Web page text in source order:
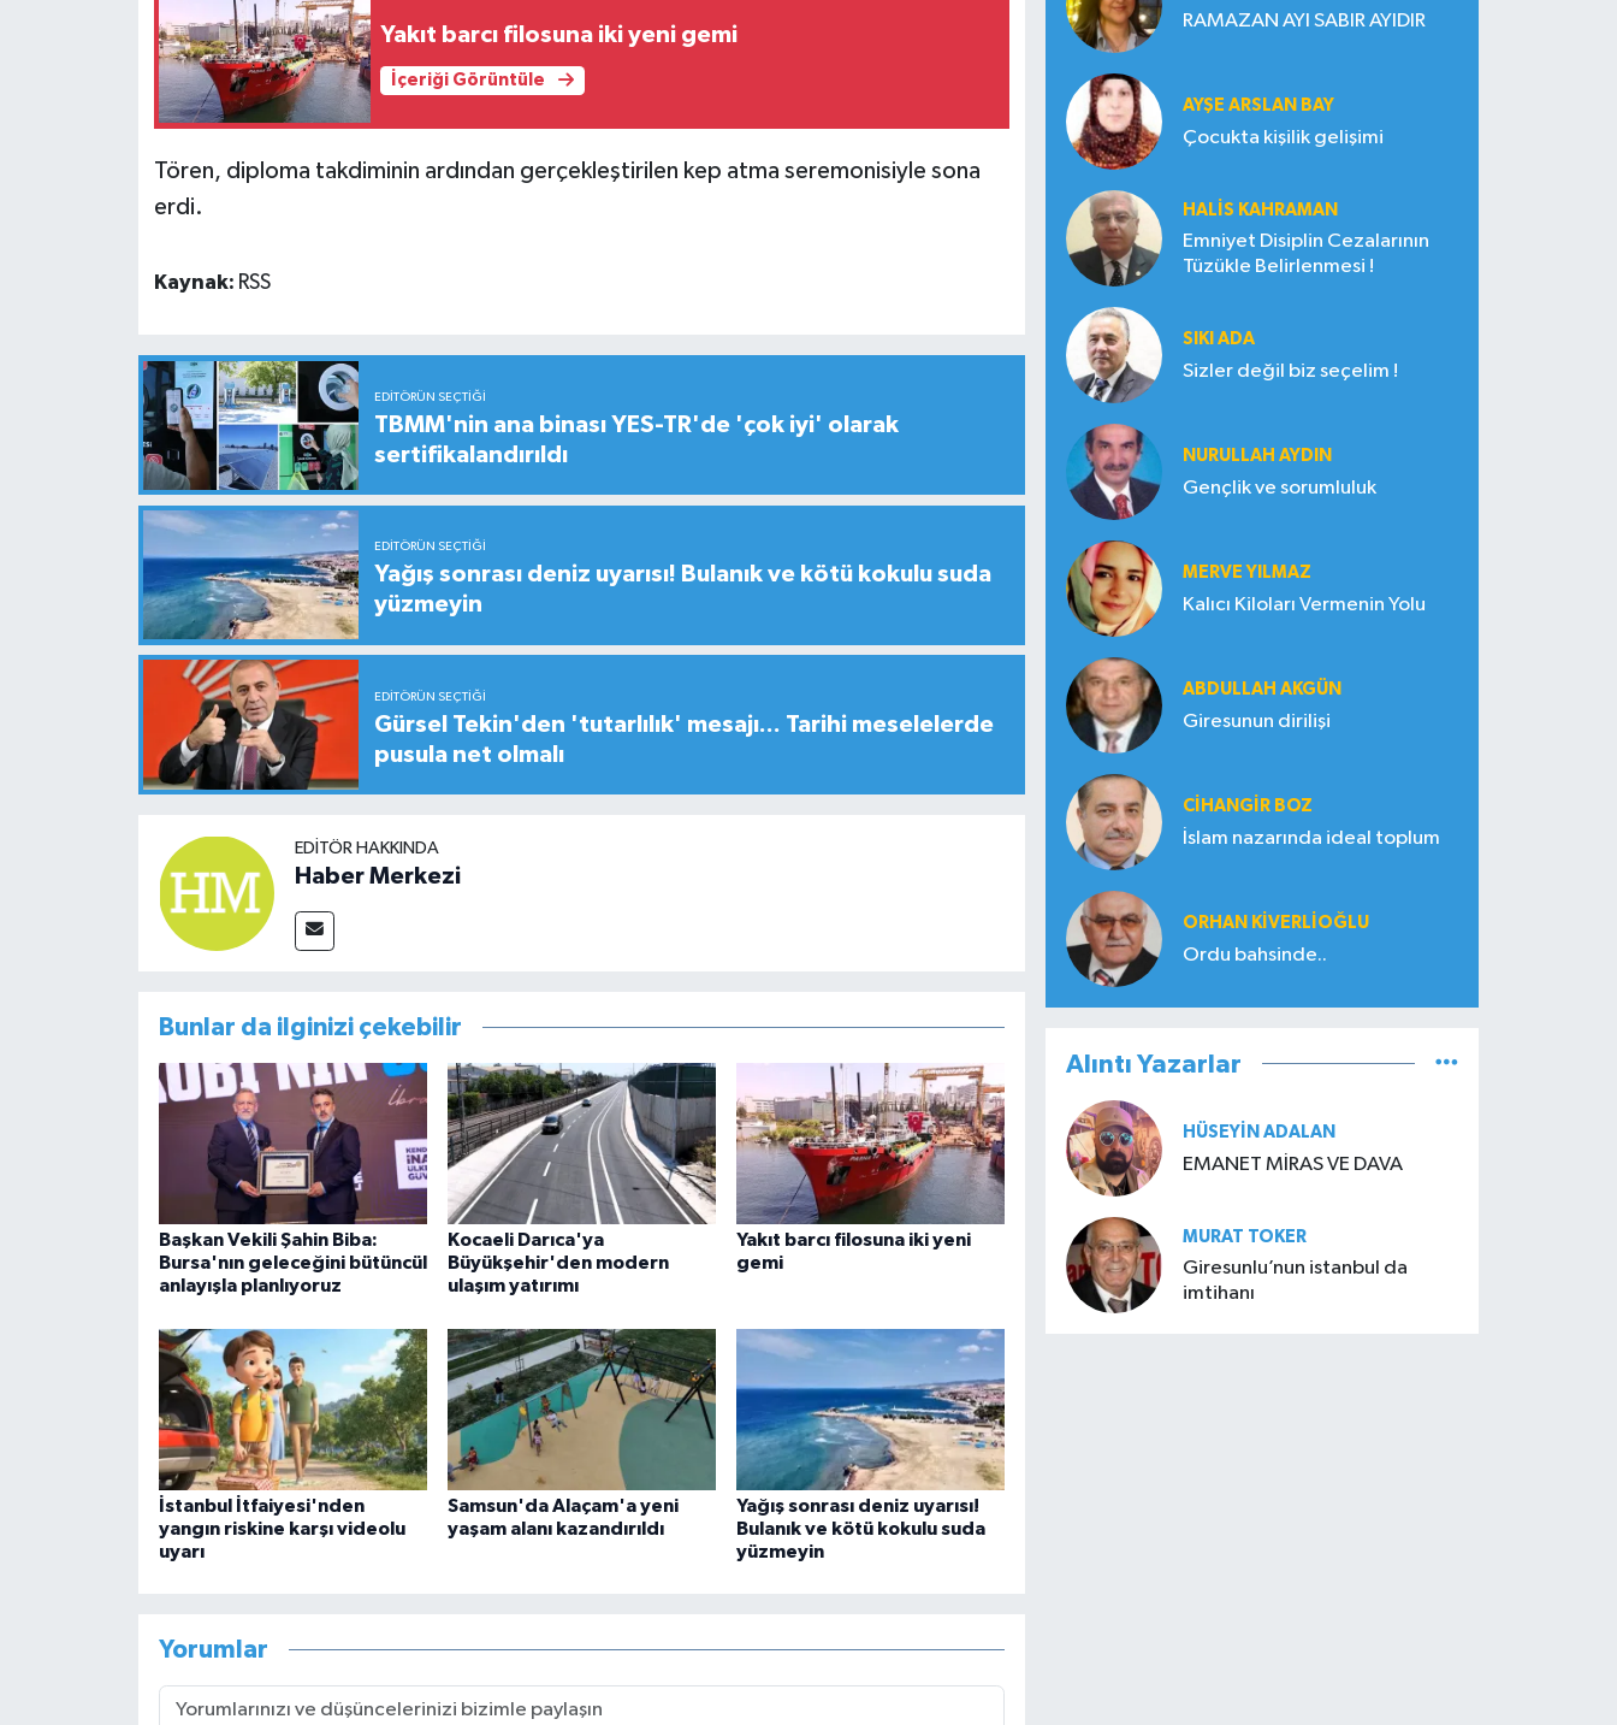
Yakıt barcı filosuna iki yeni gemi
İçeriği Görüntüle
Tören, diploma takdiminin ardından gerçekleştirilen kep atma seremonisiyle sona
erdi.
Kaynak: RSS
EDITÖRÜN SEÇTIĞI
TBMM'nin ana binası YES-TR'de 'çok iyi' olarak
sertifikalandırıldı
EDITÖRÜN SEÇTIĞI
Yağış sonrası deniz uyarısı! Bulanık ve kötü kokulu suda
yüzmeyin
EDITÖRÜN SEÇTIĞI
Gürsel Tekin'den 'tutarlılık' mesajı... Tarihi meselelerde
pusula net olmalı
EDITÖR HAKKINDA
Haber Merkezi
Bunlar da ilginizi çekebilir
Başkan Vekili Şahin Biba:
Bursa'nın geleceğini bütüncül
anlayışla planlıyoruz
Kocaeli Darıca'ya
Büyükşehir'den modern
ulaşım yatırımı
Yakıt barcı filosuna iki yeni
gemi
İstanbul İtfaiyesi'nden
yangın riskine karşı videolu
uyarı
Samsun'da Alaçam'a yeni
yaşam alanı kazandırıldı
Yağış sonrası deniz uyarısı!
Bulanık ve kötü kokulu suda
yüzmeyin
Yorumlar
RAMAZAN AYI SABIR AYIDIR
AYŞE ARSLAN BAY
Çocukta kişilik gelişimi
HALIS KAHRAMAN
Emniyet Disiplin Cezalarının
Tüzükle Belirlenmesi !
SIKI ADA
Sizler değil biz seçelim !
NURULLAH AYDIN
Gençlik ve sorumluluk
MERVE YILMAZ
Kalıcı Kiloları Vermenin Yolu
ABDULLAH AKGÜN
Giresunun dirilişi
CIHANGIR BOZ
İslam nazarında ideal toplum
ORHAN KIVERLIOĞLU
Ordu bahsinde..
Alıntı Yazarlar
HÜSEYIN ADALAN
EMANET MİRAS VE DAVA
MURAT TOKER
Giresunlu’nun istanbul da
imtihanı